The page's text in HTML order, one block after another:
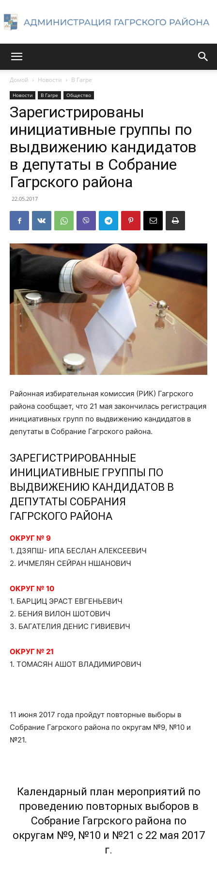
района
Домой Новости В Гагре
Новости В Гагре Общество
Зарегистрированы
инициативные группы по
выдвижению кандидатов
в депутаты в Собрание
Гагрского района
22.05.2017
Районная избирательная комиссия (РИК) Гагрского
района сообщает, что 21 мая закончилась регистрация
инициативных групп по выдвижению кандидатов в
депутаты в Собрание Гагрского района.
ЗАРЕГИСТРИРОВАННЫЕ
ИНИЦИАТИВНЫЕ ГРУППЫ ПО
ВЫДВИЖЕНИЮ КАНДИДАТОВ В
ДЕПУТАТЫ СОБРАНИЯ
ГАГРСКОГО РАЙОНА
ОКРУГ № 9
1. ДЗЯПШ- ИПА БЕСЛАН АЛЕКСЕЕВИЧ
2. ИЧМЕЛЯН СЕЙРАН НШАНОВИЧ
ОКРУГ № 10
1. БАРЦИЦ ЭРАСТ ЕВГЕНЬЕВИЧ
2. БЕНИЯ ВИЛОН ШОТОВИЧ
3. БАГАТЕЛИЯ ДЕНИС ГИВИЕВИЧ
ОКРУГ № 21
1. ТОМАСЯН АШОТ ВЛАДИМИРОВИЧ
11 июня 2017 года пройдут повторные выборы в
Собрание Гагрского района по округам №9, №10 и
№21.
Календарный план мероприятий по
проведению повторных выборов в
Собрание Гагрского района по
округам №9, №10 и №21 с 22 мая 2017
г.